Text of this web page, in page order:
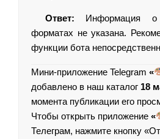
Ответ: Информация о
форматах не указана.
функции бота
Мини-приложение Telegram «
добавлено в наш каталог 18
момента публикации его
Чтобы открыть приложение «
Телеграм, нажмите кнопку